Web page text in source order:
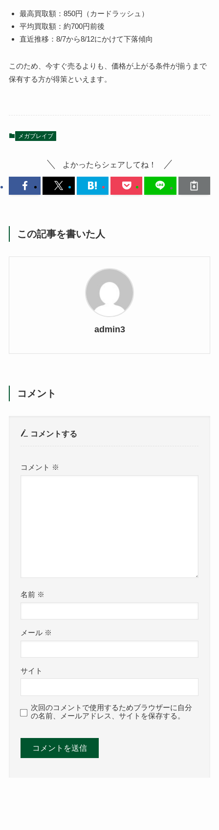
最高買取額：850円（カードラッシュ）
平均買取額：約700円前後
直近推移：8/7から8/12にかけて下落傾向
このため、今すぐ売るよりも、価格が上がる条件が揃うまで
保有する方が得策といえます。
メガブレイブ
よかったらシェアしてね！
この記事を書いた人
admin3
コメント
コメントする
コメント ※
名前 ※
メール ※
サイト
次回のコメントで使用するためブラウザーに自分
の名前、メールアドレス、サイトを保存する。